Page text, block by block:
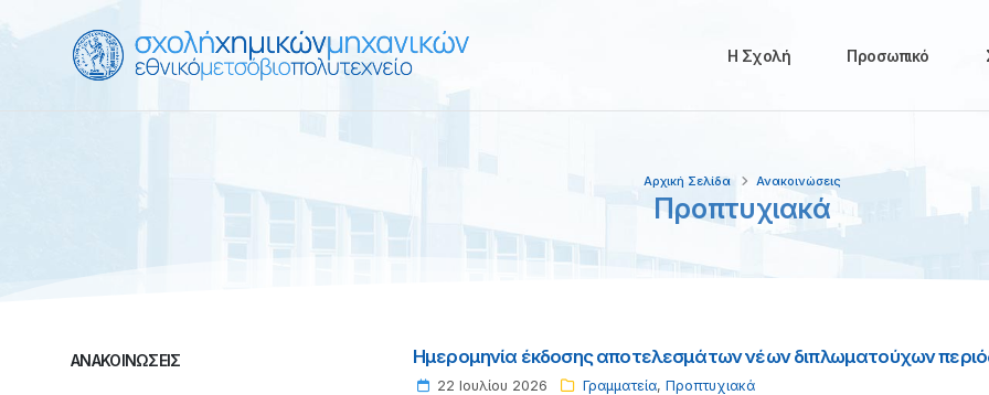
Η Σχολή Προσωπικό
Προπτυχιακά
Αρχική Σελίδα Ανακοινώσεις
ΑΝΑΚΟΙΝΏΣΕΙΣ Ημερομηνία έκδοσης αποτελεσμάτων νέων διπλωματούχων
22 Ιουλίου 2026 Γραμματεία, Προπτυχιακά